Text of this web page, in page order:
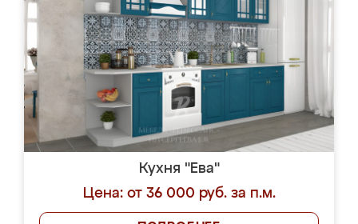
Кухня "Ева"
Цена: от 36 000 руб. за п.м.